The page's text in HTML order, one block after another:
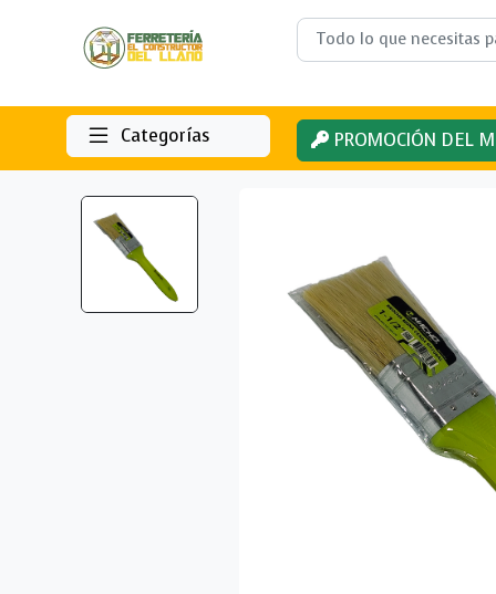
Categorías PROMOCIÓN DEL